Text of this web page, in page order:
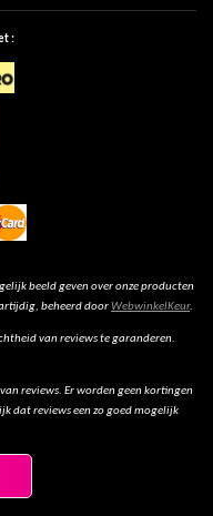
:
beeld geven over onze producten
beheerd doorWebwinkelKeur.
van reviews te garanderen.
reviews. Er worden geen kortingen
dat reviews een zo goed mogelijk